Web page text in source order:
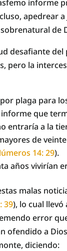
informe
apedrear
de
desafiante del
pero la
plaga para
que
entraría a la
de
14: 29).
años vivirían
malas
39), lo cual
error
ofendido a
diciendo: